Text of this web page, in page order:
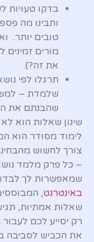
בדקו טעויות
ותבינו מה
טובים יותר.
מורים
את זה?).
תרגלו לפי
שלמדת –
שהבנתם את
שינון שאלות הוא
לימוד מסודר הוא
צורך לחשוש
– כל פרק מלמד
שמאפשרות לך
באינטרנט,
שאלות אמתיות,
רק יסייע לכם
את הכביש לסביבה